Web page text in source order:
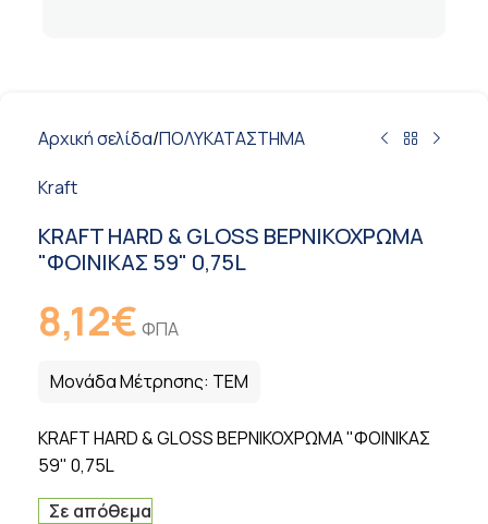
Αρχική σελίδα/ΠΟΛΥΚΑΤΑΣΤΗΜΑ
Kraft
KRAFT HARD & GLOSS ΒΕΡΝΙΚΟΧΡΩΜΑ
"ΦΟΙΝΙΚΑΣ 59" 0,75L
8,12€ ΦΠΑ
Μονάδα Μέτρησης: ΤΕΜ
KRAFT HARD & GLOSS ΒΕΡΝΙΚΟΧΡΩΜΑ "ΦΟΙΝΙΚΑΣ
59" 0,75L
Σε απόθεμα